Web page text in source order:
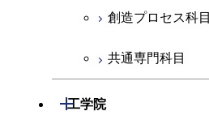
創造プロセス科目
共通専門科目
工学院
開閉